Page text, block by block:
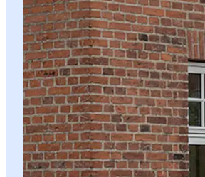
Städte und Orte
Events
Essen
Unterkunft
Reise planen